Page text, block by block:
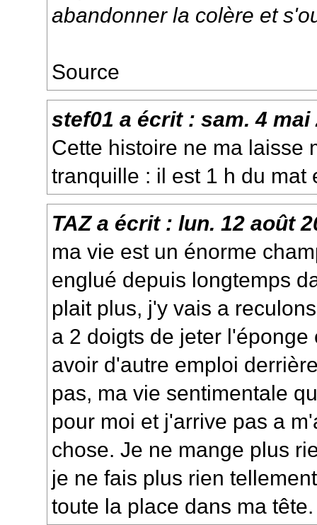
abandonner la colère et
Source
stef01 a écrit :sam. 4 mai
Cette histoire ne ma laisse
tranquille : il est 1 h du mat
TAZa écrit : lun. 12 août
ma vie est un énorme
englué depuis longtemps
plait plus, j'y vais a
a 2 doigts de jeter
avoir d'autre emploi
pas, ma vie sentimentale
pour moi et j'arrive pas a
chose. Je ne mange plus
je ne fais plus rien
toute la place dans ma tête.